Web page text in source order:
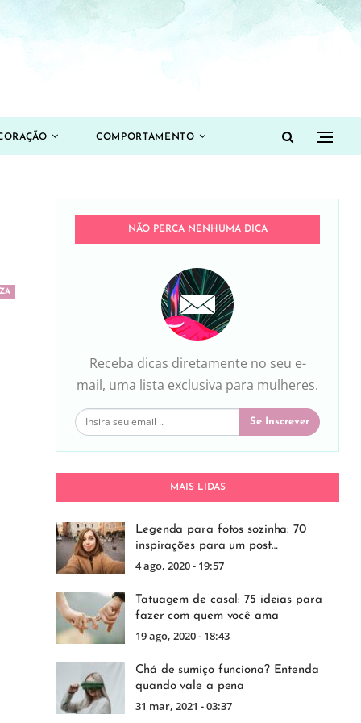
COMPORTAMENTO
NÃO PERCA NENHUMA DICA
Receba dicas diretamente no seu e-
mail, uma lista exclusiva para mulheres.
Se Inscrever
MAIS LIDAS
Legenda para fotos sozinha: 70
inspirações para um post…
4 ago, 2020 - 19:57
Tatuagem de casal: 75 ideias para
fazer com quem você ama
19 ago, 2020 - 18:43
Chá de sumiço funciona? Entenda
quando vale a pena
31 mar, 2021 - 03:37